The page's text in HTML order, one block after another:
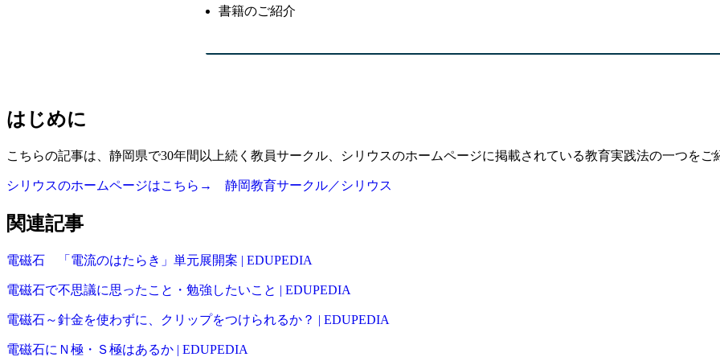
書籍のご紹介
はじめに
こちらの記事は、静岡県で30年間以上続く教員サークル、シリウスのホームページに掲載されている教育実践法の一つをご
シリウスのホームページはこちら→ 静岡教育サークル／シリウス
関連記事
電磁石 「電流のはたらき」単元展開案 | EDUPEDIA
電磁石で不思議に思ったこと・勉強したいこと | EDUPEDIA
電磁石～針金を使わずに、クリップをつけられるか？ | EDUPEDIA
電磁石にＮ極・Ｓ極はあるか | EDUPEDIA